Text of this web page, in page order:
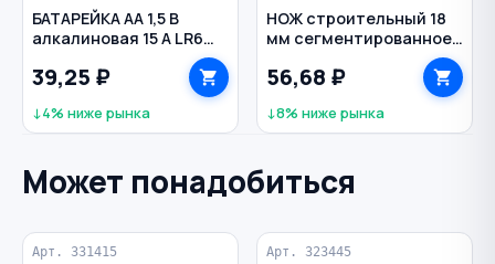
БАТАРЕЙКА AA 1,5 В
алкалиновая 15 A LR6
39,25 ₽
↓4% ниже рынка
НОЖ строительный 18
мм сегментированное
лезвие двухкомп. ручка
фиксатор защелка
56,68 ₽
↓8% ниже рынка
Может понадобиться
Арт. 331415 Арт. 323445